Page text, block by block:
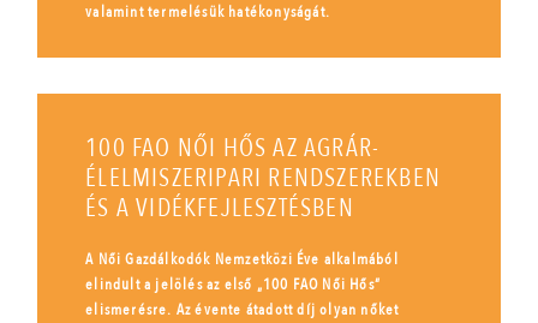
valamint termelésük hatékonyságát.
100 FAO NŐI HŐS AZ AGRÁR-
ÉLELMISZERIPARI RENDSZEREKBEN
ÉS A VIDÉKFEJLESZTÉSBEN
A Női Gazdálkodók Nemzetközi Éve alkalmából
elindult a jelölés az első „100 FAO Női Hős”
elismerésre. Az évente átadott díj olyan nőket